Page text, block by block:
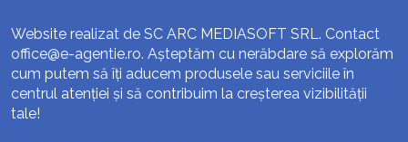
Website realizat de SC ARC MEDIASOFT SRL. Contact
office@e-agentie.ro. Așteptăm cu nerăbdare să explorăm
cum putem să îți aducem produsele sau serviciile în
centrul atenției și să contribuim la creșterea vizibilității
tale!